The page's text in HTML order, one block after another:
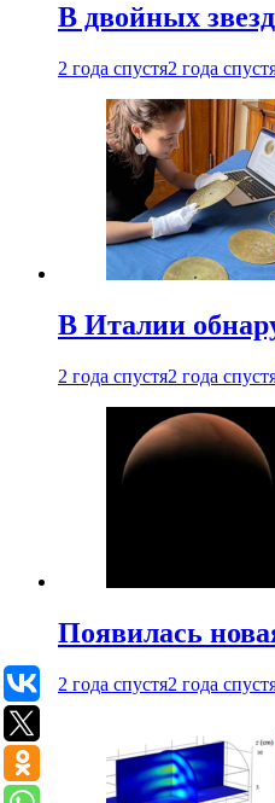
В двойных
2 года спустя2 года
В Италии
2 года спустя2 года
Появилась
2 года спустя2 года